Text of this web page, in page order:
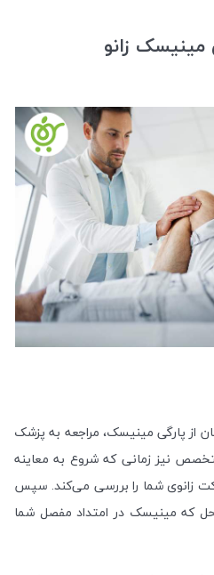
زانو
از پارگی مینیسک، مراجعه به پزشک
نیز زمانی که شروع به معاینه
زانوی شما را بررسی می‌کند. سپس
که مینیسک در امتداد مفصل شما